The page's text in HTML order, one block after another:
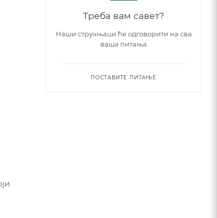
Треба вам савет?
Наши стручњаци ће одговорити на сва
ваша питања
ПОСТАВИТЕ ПИТАЊЕ